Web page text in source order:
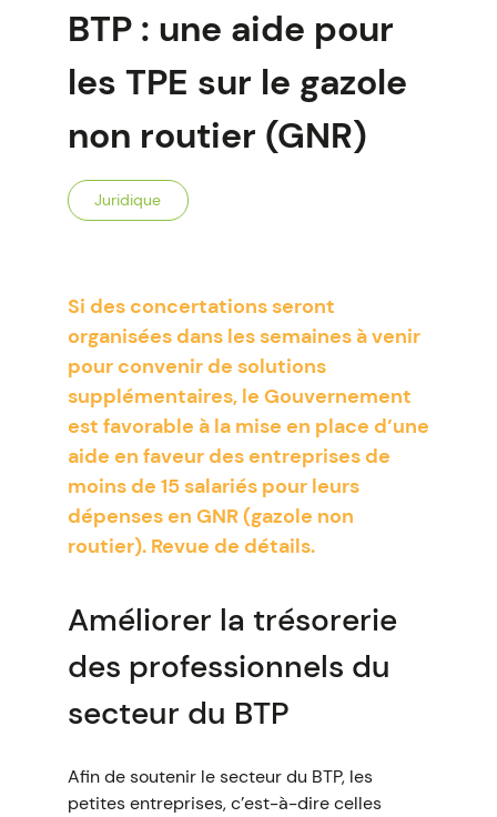
BTP : une aide pour
les TPE sur le gazole
non routier (GNR)
Juridique
Si des concertations seront
organisées dans les semaines à venir
pour convenir de solutions
supplémentaires, le Gouvernement
est favorable à la mise en place d’une
aide en faveur des entreprises de
moins de 15 salariés pour leurs
dépenses en GNR (gazole non
routier). Revue de détails.
Améliorer la trésorerie
des professionnels du
secteur du BTP
Afin de soutenir le secteur du BTP, les
petites entreprises, c’est-à-dire celles